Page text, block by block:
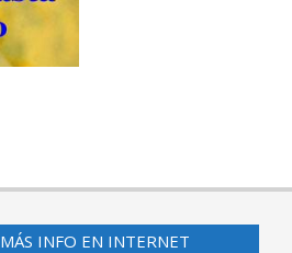
MÁS INFO EN INTERNET